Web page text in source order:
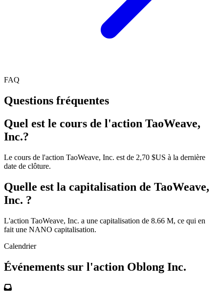
FAQ
Questions fréquentes
Quel est le cours de l'action TaoWeave,
Inc.?
Le cours de l'action TaoWeave, Inc. est de 2,70 $US à la dernière
date de clôture.
Quelle est la capitalisation de TaoWeave,
Inc. ?
L'action TaoWeave, Inc. a une capitalisation de 8.66 M, ce qui en
fait une NANO capitalisation.
Calendrier
Événements sur l'action Oblong Inc.